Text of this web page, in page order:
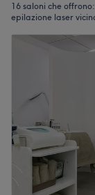
16 saloni che offrono:
epilazione laser